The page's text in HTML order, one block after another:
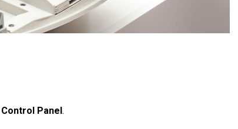
Control Panel .